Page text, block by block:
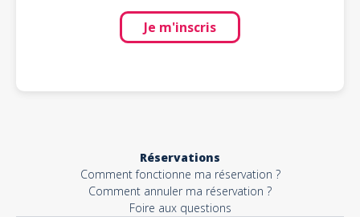
Je m'inscris
Réservations
Comment fonctionne ma réservation ?
Comment annuler ma réservation ?
Foire aux questions